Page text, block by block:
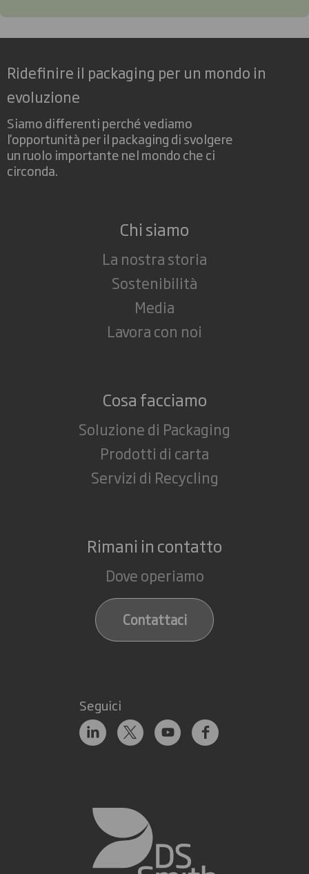
Ridefinire il packaging per un mondo in
evoluzione
Siamo differenti perché vediamo
l'opportunità per il packaging di svolgere
un ruolo importante nel mondo che ci
circonda.
Chi siamo
La nostra storia
Sostenibilità
Media
Lavora con noi
Cosa facciamo
Soluzione di Packaging
Prodotti di carta
Servizi di Recycling
Rimani in contatto
Dove operiamo
Contattaci
Seguici